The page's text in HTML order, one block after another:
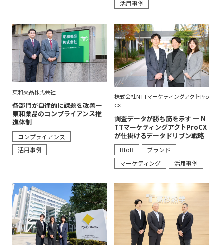
活用事例
東和薬品株式会社
各部門が自律的に課題を改善ー
東和薬品のコンプライアンス推
進体制
コンプライアンス
活用事例
株式会社NTTマーケティングアクトPro
CX
調査データが勝ち筋を示す ― N
TTマーケティングアクトProCX
が仕掛けるデータドリブン戦略
BtoB
ブランド
マーケティング
活用事例